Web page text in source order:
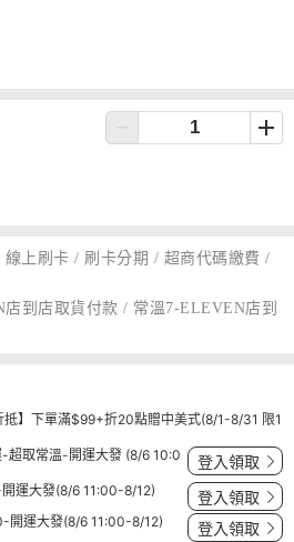
上刷卡 / 刷卡分期 / 超商代碼繳費 /
到店取貨付款 / 常溫7-ELEVEN店到
抵】下單滿$99+折20點贈中美式(8/1-8/31 限1
超取常溫-開運大發 (8/6 10:0
登入領取
運大發(8/6 11:00-8/12) 登入領取
開運大發(8/6 11:00-8/12) 登入領取